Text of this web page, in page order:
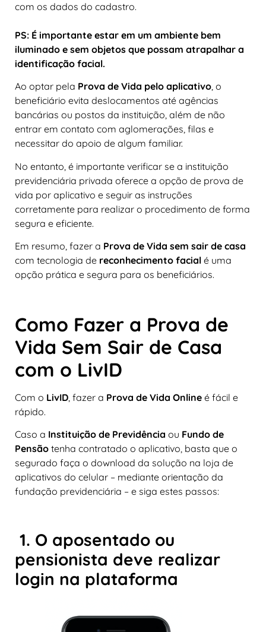
com os dados do cadastro.
PS: É importante estar em um ambiente bem
iluminado e sem objetos que possam atrapalhar a
identificação facial.
Ao optar pela Prova de Vida pelo aplicativo, o
beneficiário evita deslocamentos até agências
bancárias ou postos da instituição, além de não
entrar em contato com aglomerações, filas e
necessitar do apoio de algum familiar.
No entanto, é importante verificar se a instituição
previdenciária privada oferece a opção de prova de
vida por aplicativo e seguir as instruções
corretamente para realizar o procedimento de forma
segura e eficiente.
Em resumo, fazer a Prova de Vida sem sair de casa
com tecnologia de reconhecimento facial é uma
opção prática e segura para os beneficiários.
Como Fazer a Prova de
Vida Sem Sair de Casa
com o LivID
Com o LivID , fazer a Prova de Vida Online é fácil e
rápido.
Caso a Instituição de Previdência ou Fundo de
Pensão tenha contratado o aplicativo, basta que o
segurado faça o download da solução na loja de
aplicativos do celular – mediante orientação da
fundação previdenciária – e siga estes passos:
1. O aposentado ou
pensionista deve realizar
login na plataforma